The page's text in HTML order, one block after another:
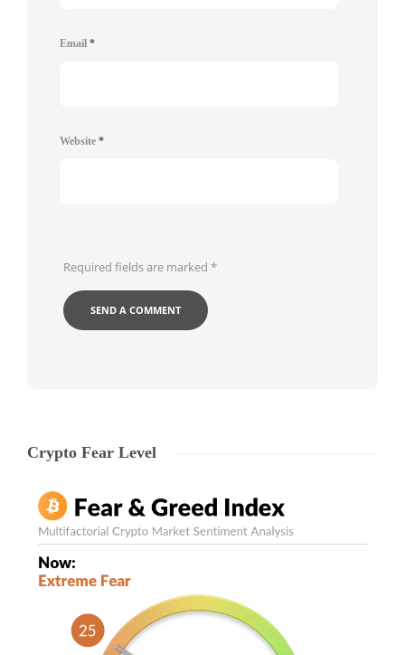
Email *
Website *
Required fields are marked *
Crypto Fear Level